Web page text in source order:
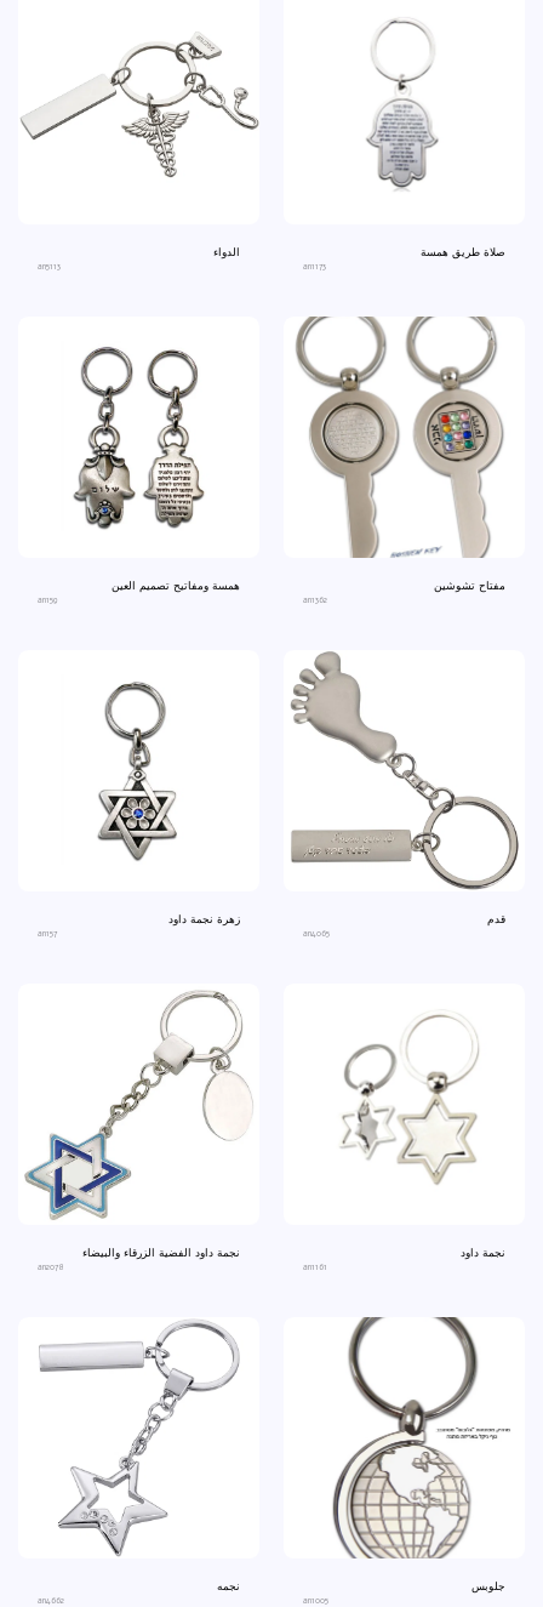
صلاة طريق همسة
an1173
الدواء
an5113
مفتاح تشوشين
an1362
همسة ومفاتيح تصميم العين
an159
قدم
an4065
زهرة نجمة داود
an157
نجمة داود
an1161
نجمة داود الفضية الزرقاء والبيضاء
an2078
جلوبس
an1005
نجمه
an4662